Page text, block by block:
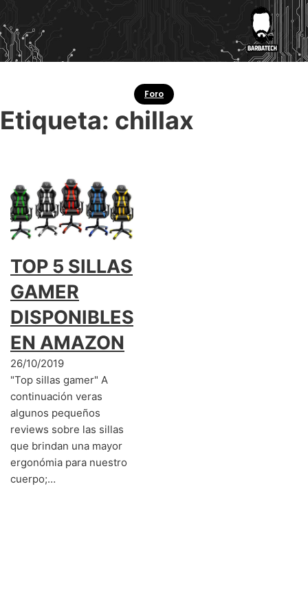
Foro
Etiqueta: chillax
TOP 5 SILLAS
GAMER
DISPONIBLES
EN AMAZON
26/10/2019
"Top sillas gamer" A
continuación veras
algunos pequeños
reviews sobre las sillas
que brindan una mayor
ergonómia para nuestro
cuerpo;…